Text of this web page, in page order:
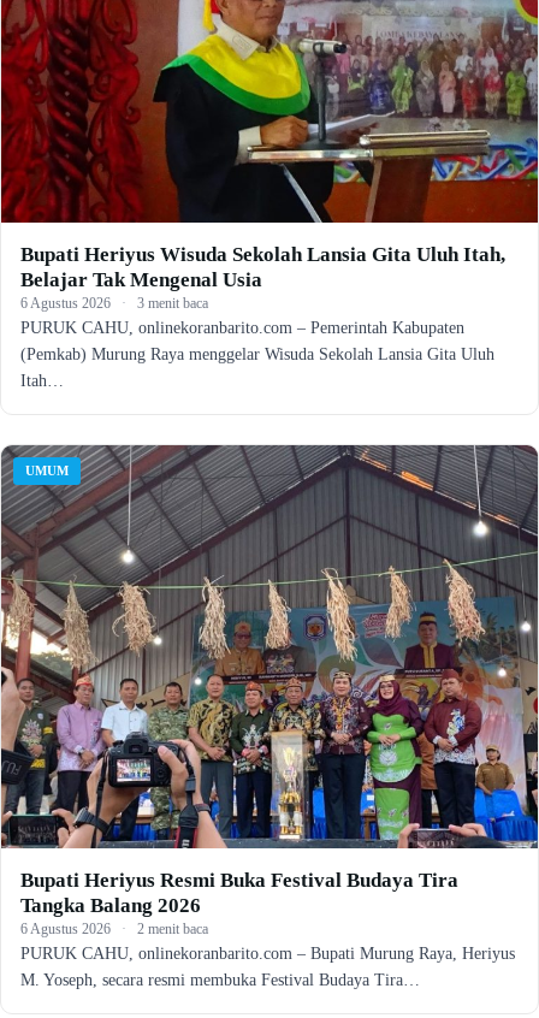
Bupati Heriyus Wisuda Sekolah Lansia Gita Uluh Itah,
Belajar Tak Mengenal Usia
6 Agustus 2026 · 3 menit baca
PURUK CAHU, onlinekoranbarito.com – Pemerintah Kabupaten
(Pemkab) Murung Raya menggelar Wisuda Sekolah Lansia Gita Uluh
Itah…
UMUM
Bupati Heriyus Resmi Buka Festival Budaya Tira
Tangka Balang 2026
6 Agustus 2026 · 2 menit baca
PURUK CAHU, onlinekoranbarito.com – Bupati Murung Raya, Heriyus
M. Yoseph, secara resmi membuka Festival Budaya Tira…